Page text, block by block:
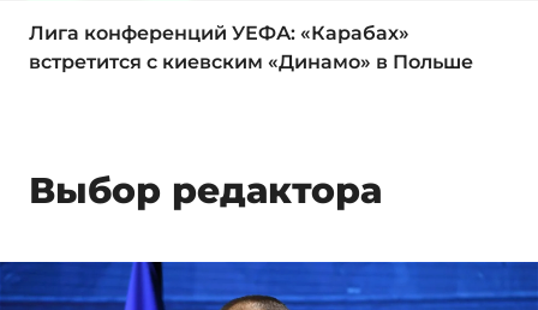
Лига конференций УЕФА: «Карабах»
встретится с киевским «Динамо» в Польше
Выбор редактора